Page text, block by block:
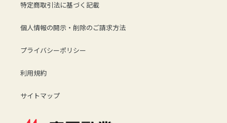
特定商取引法に基づく記載
個人情報の開示・削除のご請求方法
プライバシーポリシー
利用規約
サイトマップ